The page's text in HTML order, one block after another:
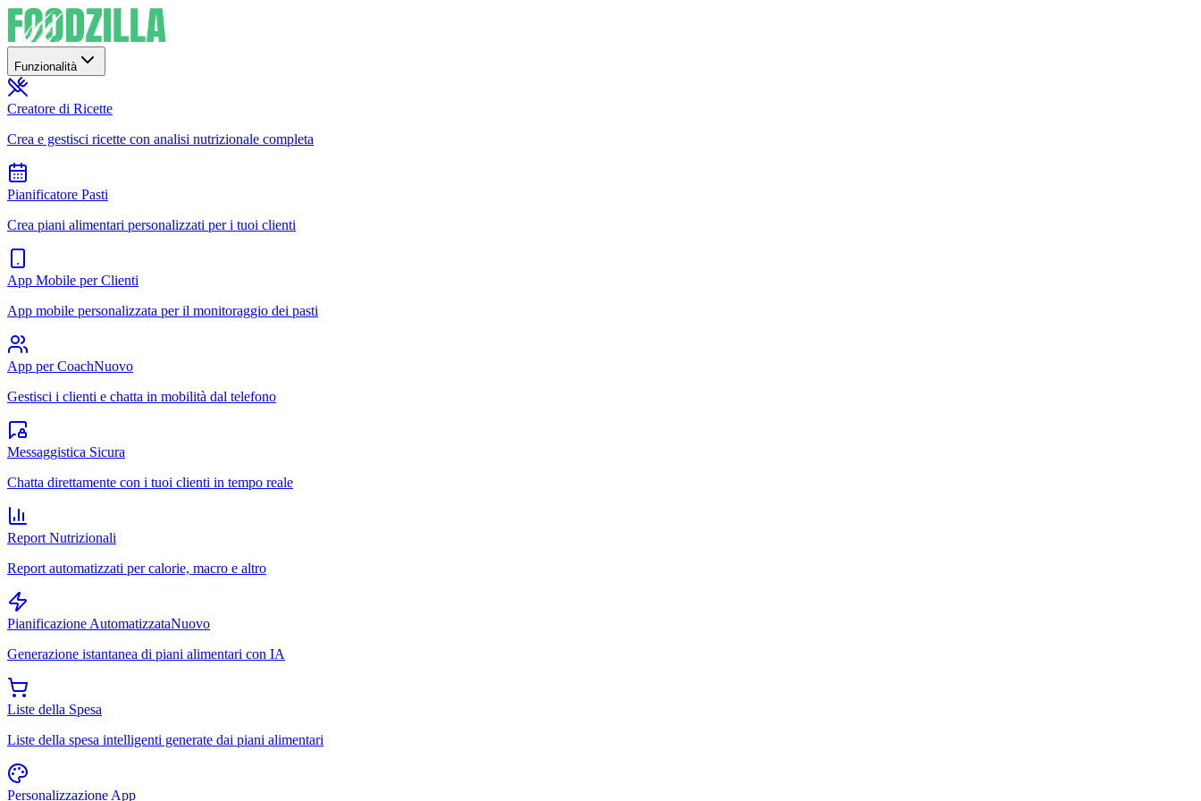
Funzionalità
Creatore di Ricette
Crea e gestisci ricette con analisi nutrizionale completa
Pianificatore Pasti
Crea piani alimentari personalizzati per i tuoi clienti
App Mobile per Clienti
App mobile personalizzata per il monitoraggio dei pasti
App per CoachNuovo
Gestisci i clienti e chatta in mobilità dal telefono
Messaggistica Sicura
Chatta direttamente con i tuoi clienti in tempo reale
Report Nutrizionali
Report automatizzati per calorie, macro e altro
Pianificazione AutomatizzataNuovo
Generazione istantanea di piani alimentari con IA
Liste della Spesa
Liste della spesa intelligenti generate dai piani alimentari
Personalizzazione App